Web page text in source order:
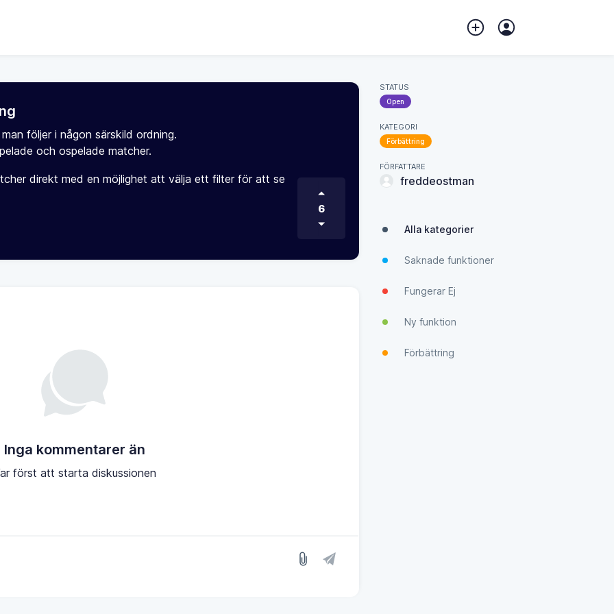
följer i någon särskild ordning.
och ospelade matcher.
direkt med en möjlighet att välja ett filter för att se
6
Inga kommentarer än
först att starta diskussionen
STATUS
Open
KATEGORI
Förbättring
FÖRFATTARE
freddeostman
Alla kategorier
Saknade funktioner
Fungerar Ej
Ny funktion
Förbättring